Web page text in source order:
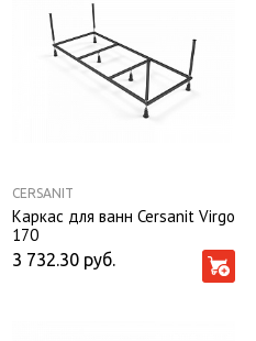
CERSANIT
Каркас для ванн Cersanit Virgo
170
3 732.30 руб.